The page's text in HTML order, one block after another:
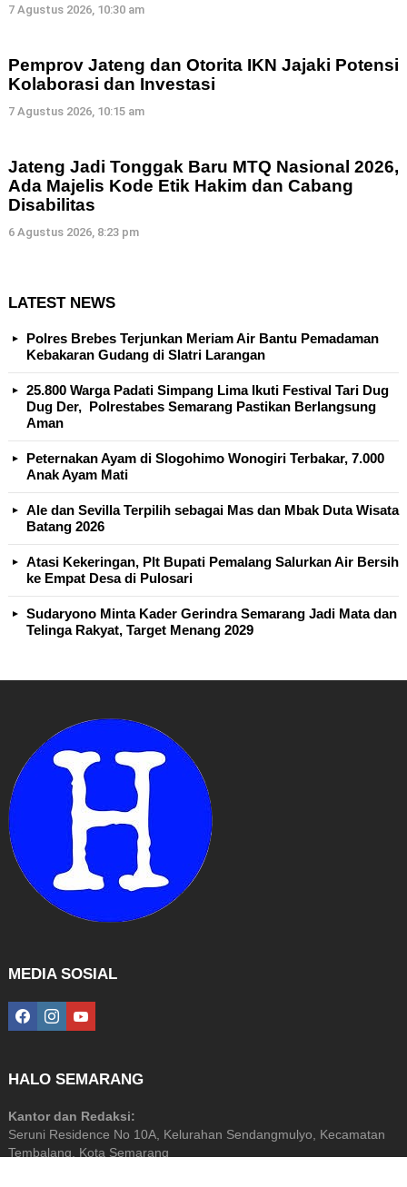
7 Agustus 2026, 10:30 am
Pemprov Jateng dan Otorita IKN Jajaki Potensi
Kolaborasi dan Investasi
7 Agustus 2026, 10:15 am
Jateng Jadi Tonggak Baru MTQ Nasional 2026,
Ada Majelis Kode Etik Hakim dan Cabang
Disabilitas
6 Agustus 2026, 8:23 pm
LATEST NEWS
Polres Brebes Terjunkan Meriam Air Bantu Pemadaman
Kebakaran Gudang di Slatri Larangan
25.800 Warga Padati Simpang Lima Ikuti Festival Tari Dug
Dug Der, Polrestabes Semarang Pastikan Berlangsung
Aman
Peternakan Ayam di Slogohimo Wonogiri Terbakar, 7.000
Anak Ayam Mati
Ale dan Sevilla Terpilih sebagai Mas dan Mbak Duta Wisata
Batang 2026
Atasi Kekeringan, Plt Bupati Pemalang Salurkan Air Bersih
ke Empat Desa di Pulosari
Sudaryono Minta Kader Gerindra Semarang Jadi Mata dan
Telinga Rakyat, Target Menang 2029
MEDIA SOSIAL
facebookinstagramyoutube
HALO SEMARANG
Kantor dan Redaksi:
Seruni Residence No 10A, Kelurahan Sendangmulyo, Kecamatan
Tembalang, Kota Semarang